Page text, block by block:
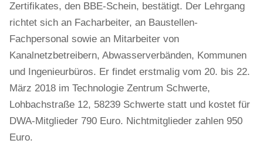
Zertifikates, den BBE-Schein, bestätigt. Der Lehrgang
richtet sich an Facharbeiter, an Baustellen-
Fachpersonal sowie an Mitarbeiter von
Kanalnetzbetreibern, Abwasserverbänden, Kommunen
und Ingenieurbüros. Er findet erstmalig vom 20. bis 22.
März 2018 im Technologie Zentrum Schwerte,
Lohbachstraße 12, 58239 Schwerte statt und kostet für
DWA-Mitglieder 790 Euro. Nichtmitglieder zahlen 950
Euro.